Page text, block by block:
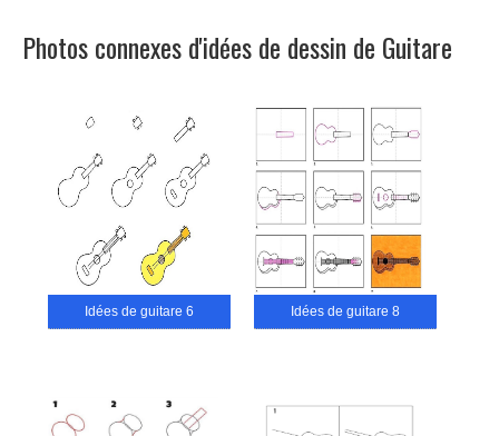
Photos connexes d'idées de dessin de Guitare
Idées de guitare 6 Idées de guitare 8